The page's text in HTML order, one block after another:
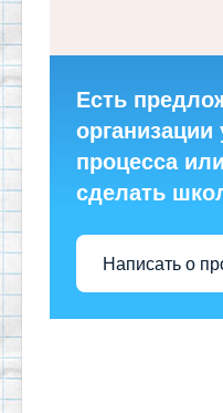
Есть
организации
процесса
сделать
Написать о